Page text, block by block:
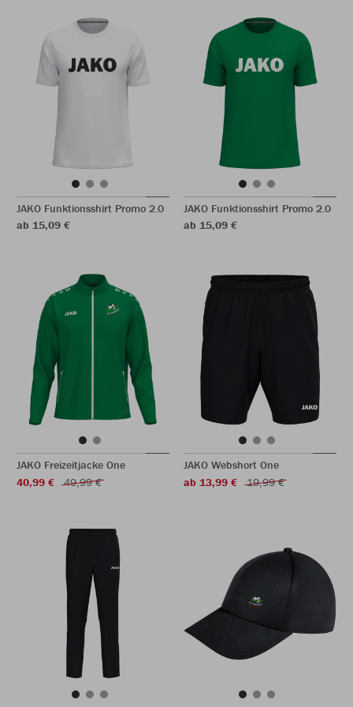
JAKO Funktionsshirt Promo 2.0
ab 15,09 €
JAKO Funktionsshirt Promo 2.0
ab 15,09 €
JAKO Freizeitjacke One
40,99 €
49,99 €
JAKO Webshort One
ab 13,99 €
19,99 €